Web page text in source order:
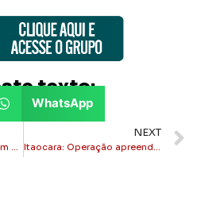
texto:
WhatsApp
Brasil: União e PP preparam o desembarque do governo Lula
NEXT
Itaocara: Operação apreende motos barulhentas e aplica mais de 50 multas